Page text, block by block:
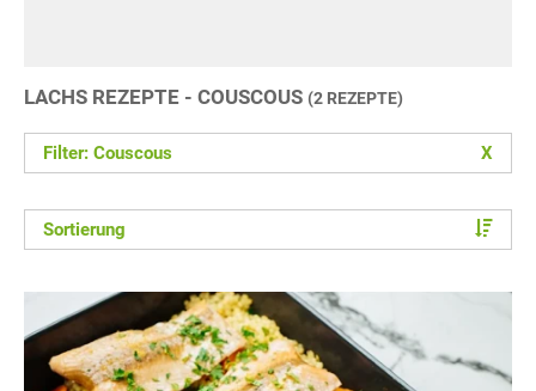
LACHS REZEPTE - COUSCOUS (2 REZEPTE)
Filter: Couscous X
Sortierung